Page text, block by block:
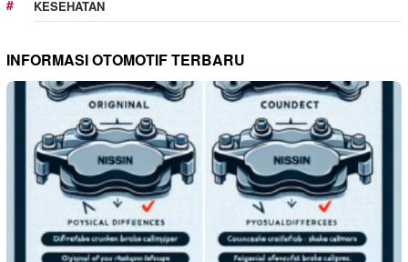
KESEHATAN
INFORMASI OTOMOTIF TERBARU